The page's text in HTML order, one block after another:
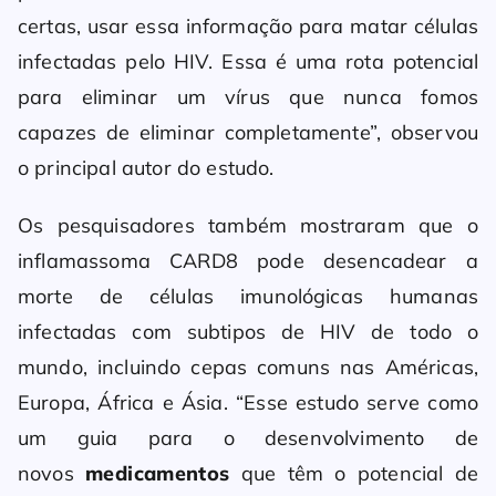
certas, usar essa informação para matar células
infectadas pelo HIV. Essa é uma rota potencial
para eliminar um vírus que nunca fomos
capazes de eliminar completamente”, observou
o principal autor do estudo.
Os pesquisadores também mostraram que o
inflamassoma CARD8 pode desencadear a
morte de células imunológicas humanas
infectadas com subtipos de HIV de todo o
mundo, incluindo cepas comuns nas Américas,
Europa, África e Ásia. “Esse estudo serve como
um guia para o desenvolvimento de
novos medicamentos que têm o potencial de